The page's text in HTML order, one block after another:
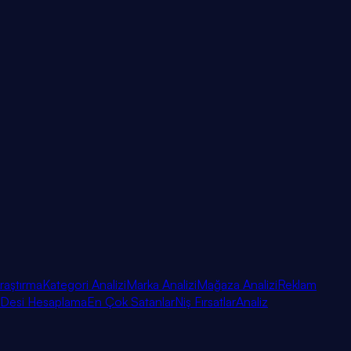
Kategori AnaliziMarka AnaliziMağaza AnaliziReklam
Desi HesaplamaEn Çok SatanlarNiş FırsatlarAnaliz